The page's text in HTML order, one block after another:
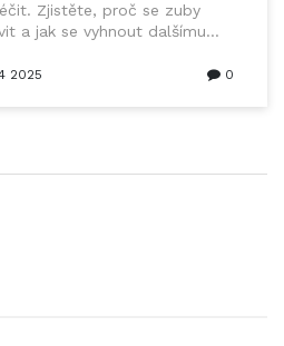
Zjistěte, proč se zuby
a jak se vyhnout dalšímu
2025 0